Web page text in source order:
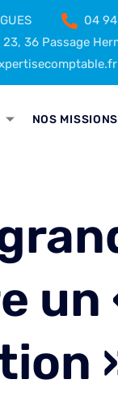
04
23, 36 Passage
NOS MISSIONS
un